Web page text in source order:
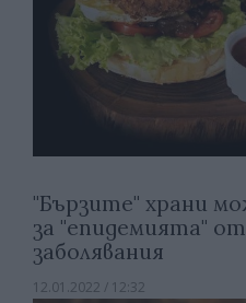
"Бързите" храни
за "епидемията"
заболявания
12.01.2022 / 12:32